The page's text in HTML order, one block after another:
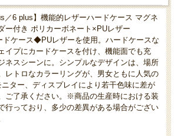
／6 plus】機能的レザーハードケース マグネ
ー付き ポリカーボネート×PUレザー
ケース◆PUレザーを使用。ハードケースな
イプにカードケースを付け、機能面でも充
ネスシーンに。シンプルなデザインは、場所
レトロなカラーリングが、男女ともに人気の
ター、ディスプレイにより若干色味に差が
ご了承ください。※商品の生産時における装
行っており、多少の差異がある場合がござい